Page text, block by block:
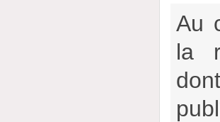
Au
la